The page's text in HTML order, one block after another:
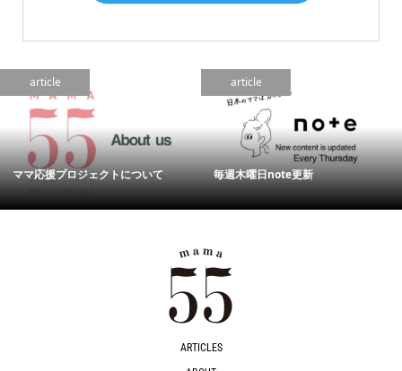
article
ママ応援プロジェクトについて
article
毎週木曜日note更新
ARTICLES